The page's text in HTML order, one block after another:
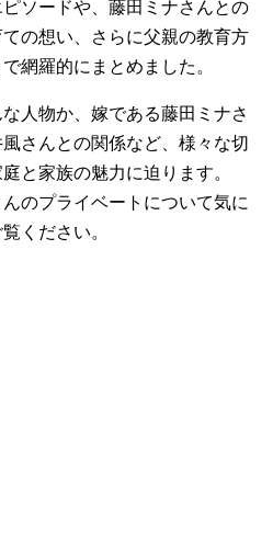
ソードや、藤田ミナさんとの
の想い、さらに父親の教育方
網羅的にまとめました。
人物か、嫁である藤田ミナさ
さんとの関係など、様々な切
と家族の魅力に迫ります。
のプライベートについて気に
ください。